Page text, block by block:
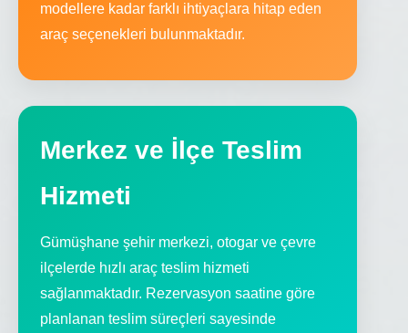
modellere kadar farklı ihtiyaçlara hitap eden
araç seçenekleri bulunmaktadır.
Merkez ve İlçe Teslim
Hizmeti
Gümüşhane şehir merkezi, otogar ve çevre
ilçelerde hızlı araç teslim hizmeti
sağlanmaktadır. Rezervasyon saatine göre
planlanan teslim süreçleri sayesinde